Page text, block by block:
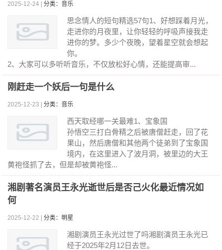
2025-12-24 | 分类：音乐
思念情人的短句精选57句1、好想踩着月光，
走进你的月夜里，让你轻轻的呼吸声接我走
进你的梦。多少个夜晚，望着星空就会想起
你。
2、大家可以多听听音乐，不仅放松好心情，还能提高审...
刚赶走一个妖后一句是什么
2025-12-23 | 分类：音乐
西天取经哪一关最难1、宝象国
孙悟空三打白骨精之后被唐僧赶走，回了花
果山，然后唐僧和其他两个徒弟到了宝象国
境内，在这里进入了波月洞，被里边的大王
黄袍怪抓了去，但是却被黄袍怪...
湘剧著名演员王永光逝世后是否己火化最近情况如
何
2025-12-22 | 分类：明星
湘剧演员王永光过世了吗湘剧演员王永光已
经于2025年2月12日去世。